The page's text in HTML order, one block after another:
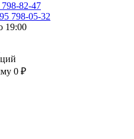
798-82-47
798-05-32
19:00
0 ₽